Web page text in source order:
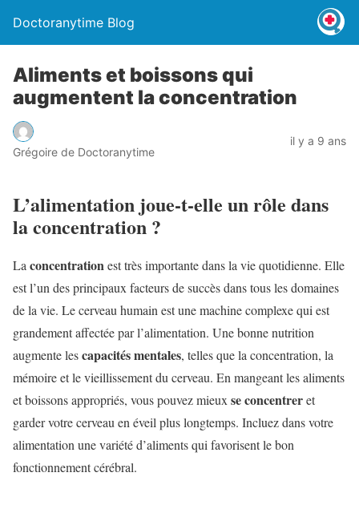
Doctoranytime Blog
Aliments et boissons qui
augmentent la concentration
Grégoire de Doctoranytime
il y a 9 ans
L’alimentation joue-t-elle un rôle dans
la concentration ?
La concentration est très importante dans la vie quotidienne. Elle
est l’un des principaux facteurs de succès dans tous les domaines
de la vie. Le cerveau humain est une machine complexe qui est
grandement affectée par l’alimentation. Une bonne nutrition
augmente lescapacités mentales, telles que la concentration, la
mémoire et le vieillissement du cerveau. En mangeant les aliments
et boissons appropriés, vous pouvez mieux se concentreret
garder votre cerveau en éveil plus longtemps. Incluez dans votre
alimentation une variété d’aliments qui favorisent le bon
fonctionnement cérébral.